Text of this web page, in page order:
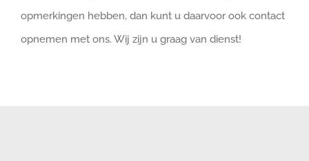
opmerkingen hebben, dan kunt u daarvoor ook contact
opnemen met ons. Wij zijn u graag van dienst!